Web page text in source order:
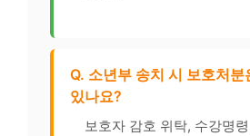
Q. 소년부 송치 시 보호처분
있나요?
보호자 감호 위탁, 수강명